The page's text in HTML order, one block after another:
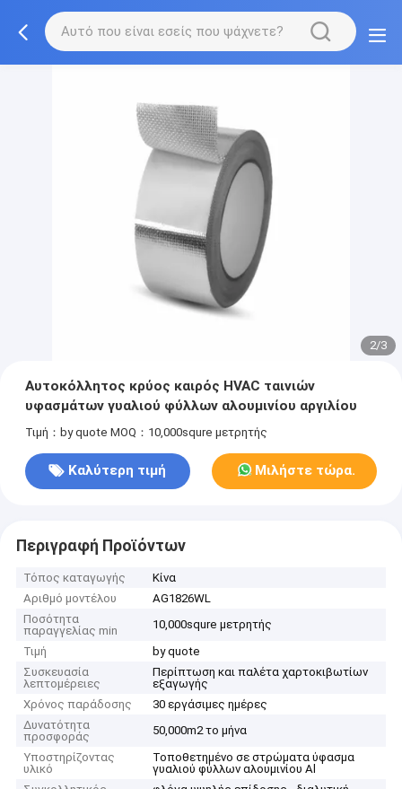
2/3
Αυτοκόλλητος κρύος καιρός HVAC ταινιών
υφασμάτων γυαλιού φύλλων αλουμινίου αργιλίου
Τιμή：by quote MOQ：10,000squre μετρητής
Καλύτερη τιμή Μιλήστε τώρα.
Περιγραφή Προϊόντων
Τόπος καταγωγής
Κίνα
Αριθμό μοντέλου
AG1826WL
Ποσότητα
παραγγελίας min
10,000squre μετρητής
Τιμή
by quote
Συσκευασία
λεπτομέρειες
Περίπτωση και παλέτα χαρτοκιβωτίων
εξαγωγής
Χρόνος παράδοσης
30 εργάσιμες ημέρες
Δυνατότητα
προσφοράς
50,000m2 το μήνα
Υποστηρίζοντας
υλικό
Τοποθετημένο σε στρώματα ύφασμα
γυαλιού φύλλων αλουμινίου Al